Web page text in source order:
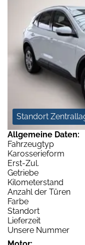
Standort
Allgemeine Daten:
Fahrzeugtyp
Karosserieform
Erst-Zul.
Getriebe
Kilometerstand
Anzahl der Türen
Farbe
Standort
Lieferzeit
Unsere Nummer